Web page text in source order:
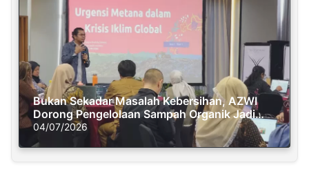
Bukan Sekadar Masalah Kebersihan, AZWI
Dorong Pengelolaan Sampah Organik Jadi
Solusi Krisis Iklim
04/07/2026